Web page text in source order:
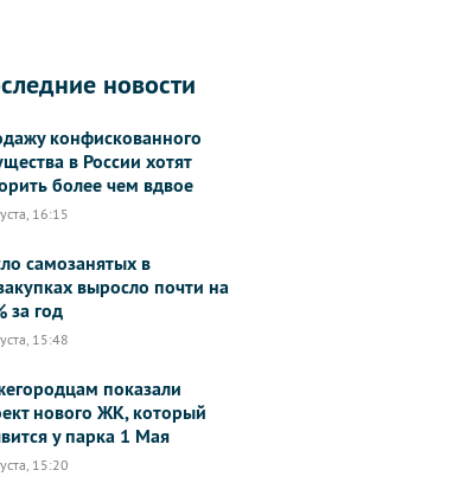
новости
конфискованного
в России хотят
более чем вдвое
16:15
самозанятых в
выросло почти на
за год
15:48
показали
нового ЖК, который
у парка 1 Мая
15:20